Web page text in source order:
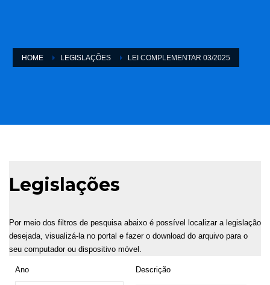
HOME LEGISLAÇÕES LEI COMPLEMENTAR 03/2025
Legislações
Por meio dos filtros de pesquisa abaixo é possível localizar a legislação
desejada, visualizá-la no portal e fazer o download do arquivo para o
seu computador ou dispositivo móvel.
Ano Descrição